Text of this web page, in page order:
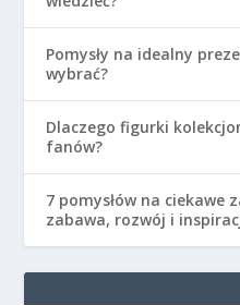
Pomysły na idealny
wybrać?
Dlaczego figurki
fanów?
7 pomysłów na ciekawe
zabawa, rozwój i